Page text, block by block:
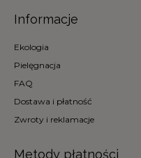
Informacje
Ekologia
Pielęgnacja
FAQ
Dostawa i płatność
Zwroty i reklamacje
Metody płatności